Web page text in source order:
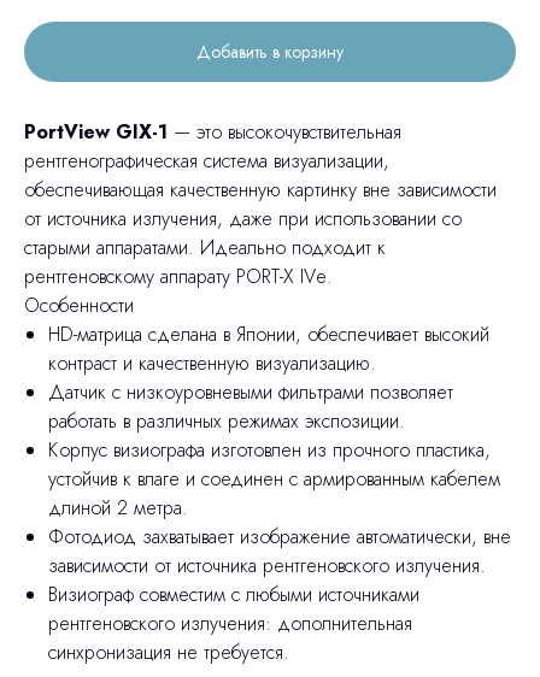
Добавить в корзину
PortView GIX-1 — это высокочувствительная
рентгенографическая система визуализации,
обеспечивающая качественную картинку вне зависимости
от источника излучения, даже при использовании со
старыми аппаратами. Идеально подходит к
рентгеновскому аппарату PORT-X IVе.
Особенности
HD-матрица сделана в Японии, обеспечивает высокий
контраст и качественную визуализацию.
Датчик с низкоуровневыми фильтрами позволяет
работать в различных режимах экспозиции.
Корпус визиографа изготовлен из прочного пластика,
устойчив к влаге и соединен с армированным кабелем
длиной 2 метра.
Фотодиод захватывает изображение автоматически, вне
зависимости от источника рентгеновского излучения.
Визиограф совместим с любыми источниками
рентгеновского излучения: дополнительная
синхронизация не требуется.